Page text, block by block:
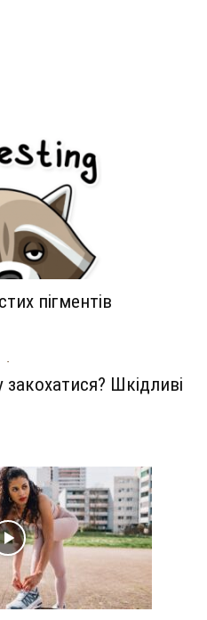
пігментів
Шкідливі